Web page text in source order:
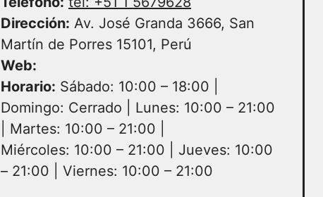
Dirección: Av. José Granda 3666, San
Martín de Porres 15101, Perú
Web:
Horario: Sábado: 10:00 – 18:00 |
Domingo: Cerrado | Lunes: 10:00 – 21:00
| Martes: 10:00 – 21:00 |
Miércoles: 10:00 – 21:00 | Jueves: 10:00
– 21:00 | Viernes: 10:00 – 21:00